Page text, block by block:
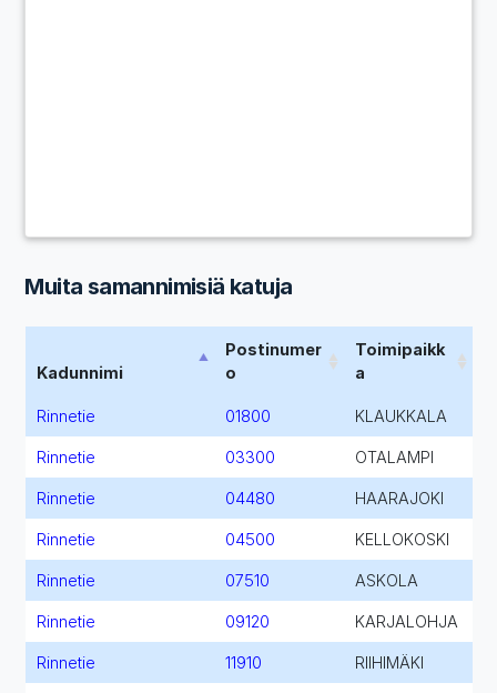
Muita samannimisiä katuja
Kadunnimi
Postinumer
o
Toimipaikk
a
Rinnetie 01800 KLAUKKALA
Rinnetie 03300 OTALAMPI
Rinnetie 04480 HAARAJOKI
Rinnetie 04500 KELLOKOSKI
Rinnetie 07510 ASKOLA
Rinnetie 09120 KARJALOHJA
Rinnetie 11910 RIIHIMÄKI